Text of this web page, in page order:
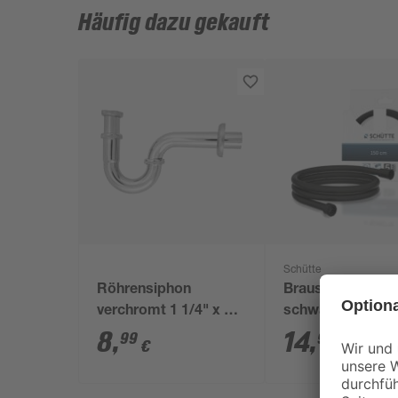
Häufig dazu gekauft
Röhrensiphon
verchromt 1 1/4" x 32
mm
8,99 €
Schütte
Brauseschlauch
schwarz PVC
14,99 €